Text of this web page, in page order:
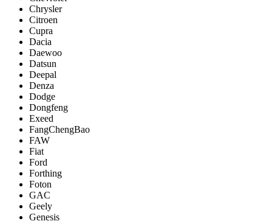
Chrysler
Citroen
Cupra
Dacia
Daewoo
Datsun
Deepal
Denza
Dodge
Dongfeng
Exeed
FangChengBao
FAW
Fiat
Ford
Forthing
Foton
GAC
Geely
Genesis